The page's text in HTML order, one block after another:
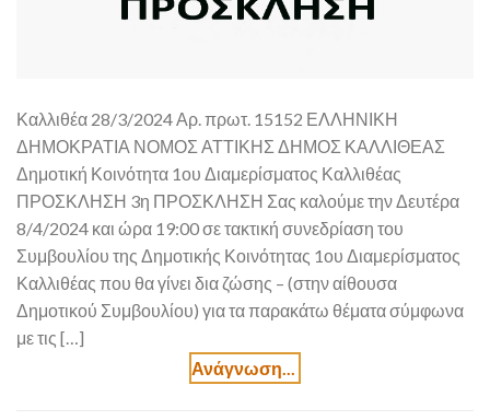
Καλλιθέα 28/3/2024 Αρ. πρωτ. 15152 ΕΛΛΗΝΙΚΗ
ΔΗΜΟΚΡΑΤΙΑ ΝΟΜΟΣ ΑΤΤΙΚΗΣ ΔΗΜΟΣ ΚΑΛΛΙΘΕΑΣ
Δημοτική Κοινότητα 1ου Διαμερίσματος Καλλιθέας
ΠΡΟΣΚΛΗΣΗ 3η ΠΡΟΣΚΛΗΣΗ Σας καλούμε την Δευτέρα
8/4/2024 και ώρα 19:00 σε τακτική συνεδρίαση του
Συμβουλίου της Δημοτικής Κοινότητας 1ου Διαμερίσματος
Καλλιθέας που θα γίνει δια ζώσης – (στην αίθουσα
Δημοτικού Συμβουλίου) για τα παρακάτω θέματα σύμφωνα
με τις […]